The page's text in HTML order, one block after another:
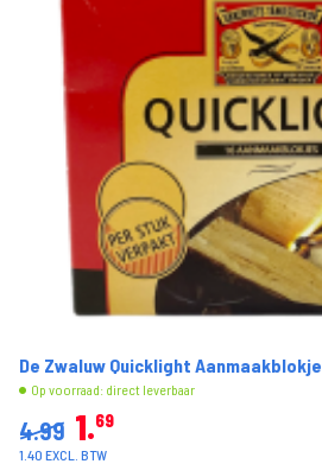
De Zwaluw Quicklight
Op voorraad: direct leverbaar
4.99 1 69
1.40 EXCL. BTW